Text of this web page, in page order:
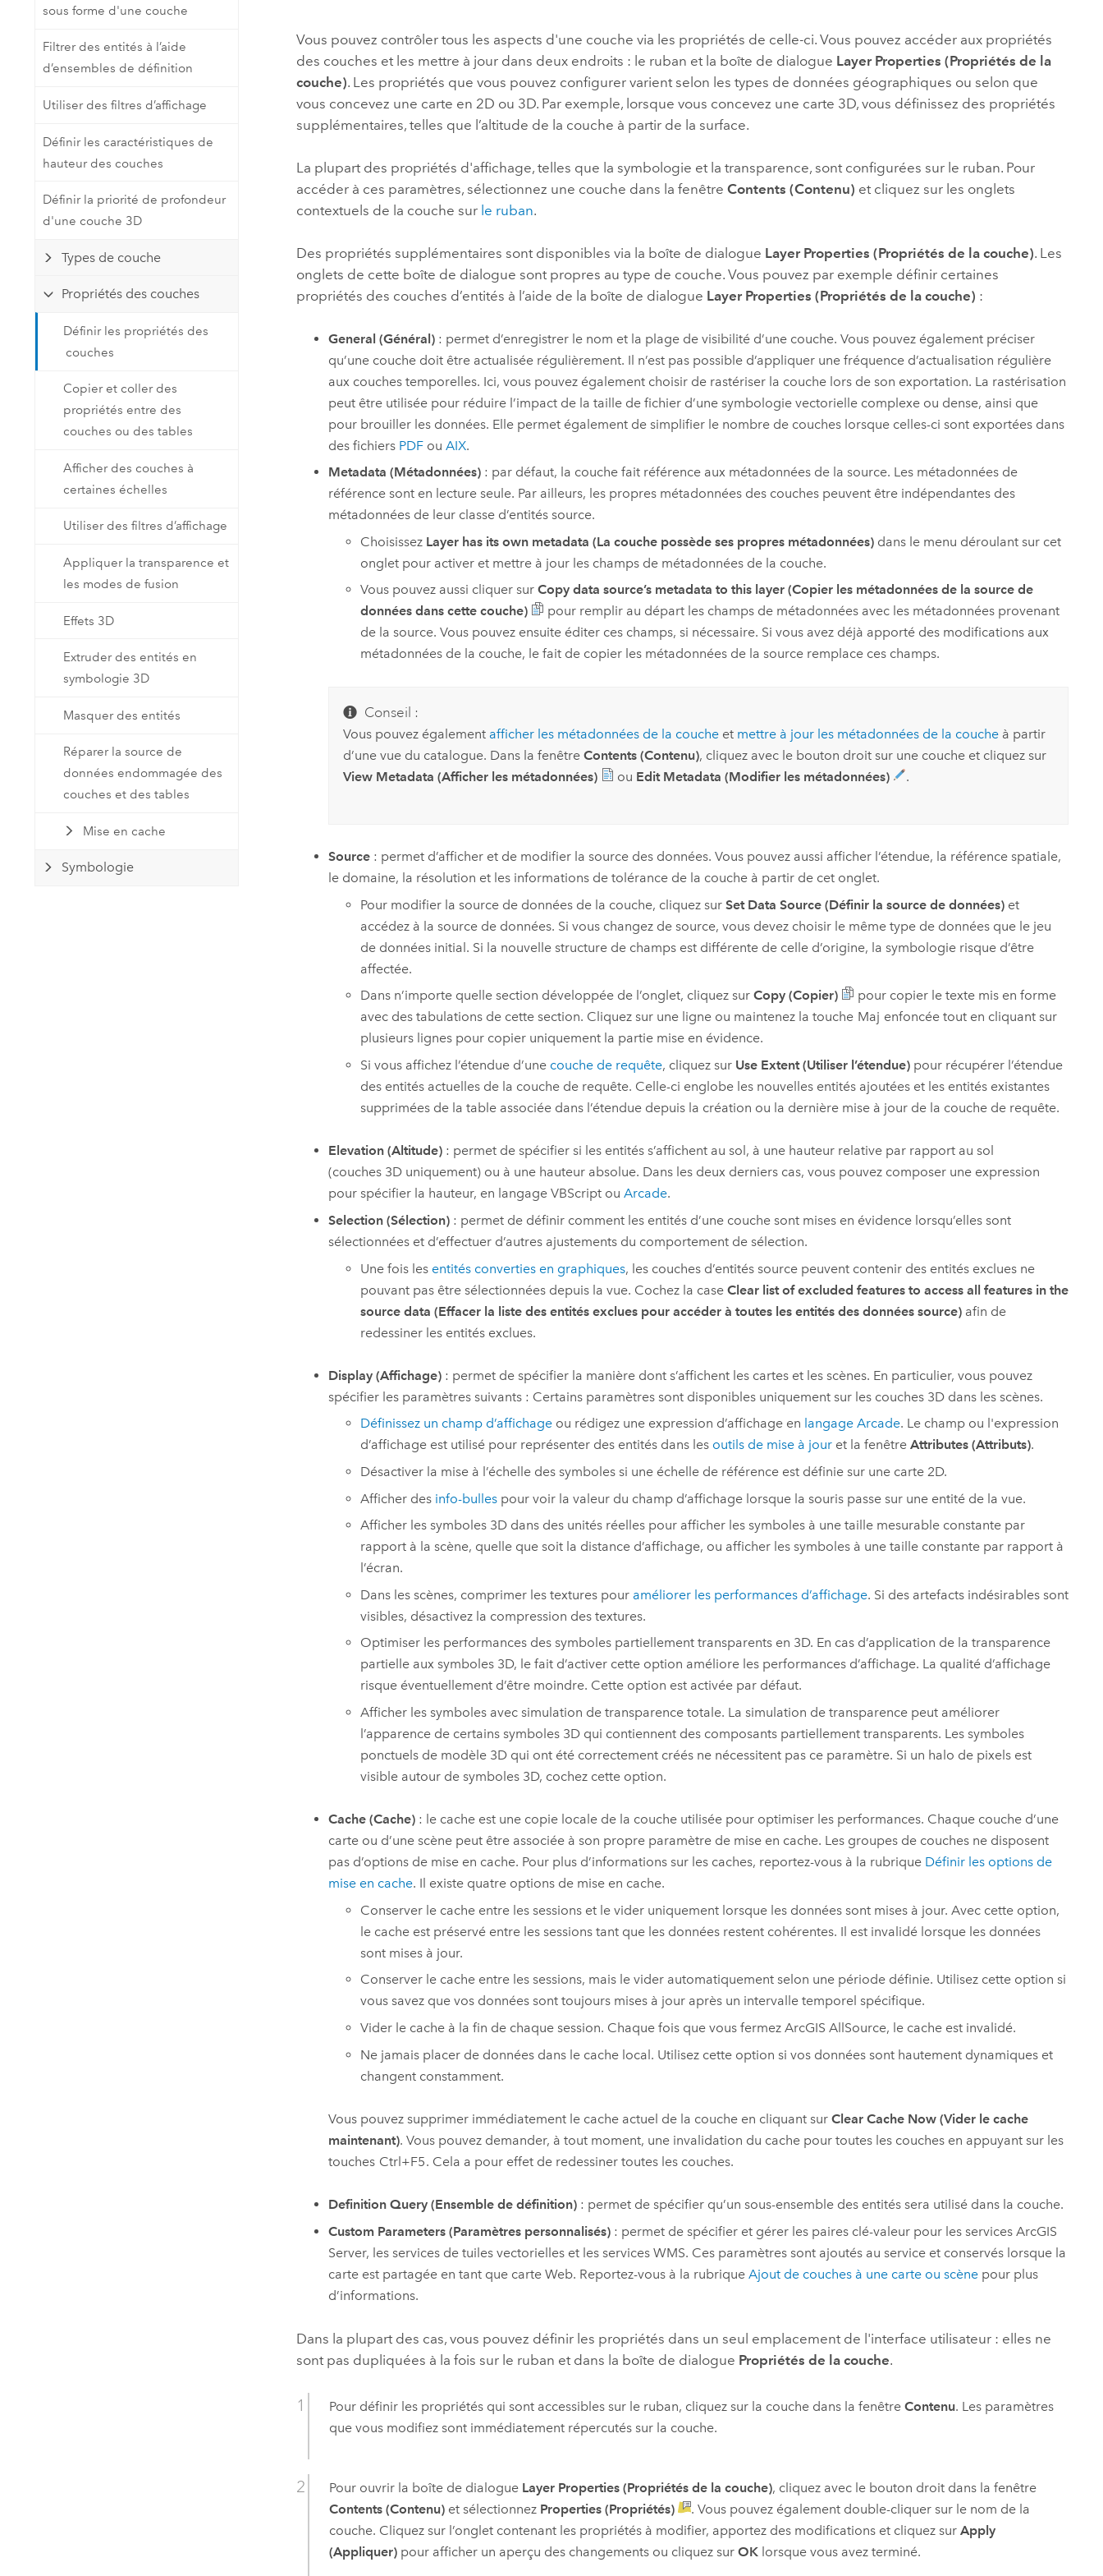
Créer des applications de
cartographie et d’analyse spatiale
Découvrir ArcGIS Pro
Tous les secteurs d’activité
technologiques
tendances de
l’univers
géospatial
sous forme d'une couche
Filtrer des entités à l’aide
d’ensembles de définition
Utiliser des filtres d’affichage
Définir les caractéristiques de
hauteur des couches
Définir la priorité de profondeur
d'une couche 3D
Types de couche
Propriétés des couches
Définir les propriétés des
couches
Copier et coller des
propriétés entre des
couches ou des tables
Afficher des couches à
certaines échelles
Utiliser des filtres d’affichage
Appliquer la transparence et
les modes de fusion
Effets 3D
Extruder des entités en
symbologie 3D
Masquer des entités
Réparer la source de
données endommagée des
couches et des tables
Mise en cache
Symbologie
Vous pouvez contrôler tous les aspects d'une couche via les propriétés de celle-ci. Vous pouvez accéder aux propriétés
des couches et les mettre à jour dans deux endroits : le ruban et la boîte de dialogue Layer Properties (Propriétés de la
couche). Les propriétés que vous pouvez configurer varient selon les types de données géographiques ou selon que
vous concevez une carte en 2D ou 3D. Par exemple, lorsque vous concevez une carte 3D, vous définissez des propriétés
supplémentaires, telles que l’altitude de la couche à partir de la surface.
La plupart des propriétés d'affichage, telles que la symbologie et la transparence, sont configurées sur le ruban. Pour
accéder à ces paramètres, sélectionnez une couche dans la fenêtreContents (Contenu) et cliquez sur les onglets
contextuels de la couche sur le ruban.
Des propriétés supplémentaires sont disponibles via la boîte de dialogue Layer Properties (Propriétés de la couche). Les
onglets de cette boîte de dialogue sont propres au type de couche. Vous pouvez par exemple définir certaines
propriétés des couches d’entités à l’aide de la boîte de dialogue Layer Properties (Propriétés de la couche) :
General (Général): permet d’enregistrer le nom et la plage de visibilité d’une couche. Vous pouvez également préciser
qu’une couche doit être actualisée régulièrement. Il n’est pas possible d’appliquer une fréquence d’actualisation régulière
aux couches temporelles. Ici, vous pouvez également choisir de rastériser la couche lors de son exportation. La rastérisation
peut être utilisée pour réduire l’impact de la taille de fichier d’une symbologie vectorielle complexe ou dense, ainsi que
pour brouiller les données. Elle permet également de simplifier le nombre de couches lorsque celles-ci sont exportées dans
des fichiers PDFou AIX.
Metadata (Métadonnées): par défaut, la couche fait référence aux métadonnées de la source. Les métadonnées de
référence sont en lecture seule. Par ailleurs, les propres métadonnées des couches peuvent être indépendantes des
métadonnées de leur classe d’entités source.
Choisissez Layer has its own metadata (La couche possède ses propres métadonnées)dans le menu déroulant sur cet
onglet pour activer et mettre à jour les champs de métadonnées de la couche.
Vous pouvez aussi cliquer sur Copy data source’s metadata to this layer (Copier les métadonnées de la source de
données dans cette couche)
pour remplir au départ les champs de métadonnées avec les métadonnées provenant
de la source. Vous pouvez ensuite éditer ces champs, si nécessaire. Si vous avez déjà apporté des modifications aux
métadonnées de la couche, le fait de copier les métadonnées de la source remplace ces champs.
Conseil :
Vous pouvez également afficher les métadonnées de la couche et mettre à jour les métadonnées de la couche à partir
d’une vue du catalogue. Dans la fenêtreContents (Contenu), cliquez avec le bouton droit sur une couche et cliquez sur
View Metadata (Afficher les métadonnées)
ou Edit Metadata (Modifier les métadonnées) .
Source: permet d’afficher et de modifier la source des données. Vous pouvez aussi afficher l’étendue, la référence spatiale,
le domaine, la résolution et les informations de tolérance de la couche à partir de cet onglet.
Pour modifier la source de données de la couche, cliquez sur Set Data Source (Définir la source de données)et
accédez à la source de données. Si vous changez de source, vous devez choisir le même type de données que le jeu
de données initial. Si la nouvelle structure de champs est différente de celle d’origine, la symbologie risque d’être
affectée.
Dans n’importe quelle section développée de l’onglet, cliquez sur Copy (Copier)
pour copier le texte mis en forme
avec des tabulations de cette section. Cliquez sur une ligne ou maintenez la touche Maj enfoncée tout en cliquant sur
plusieurs lignes pour copier uniquement la partie mise en évidence.
Si vous affichez l’étendue d’une couche de requête, cliquez sur Use Extent (Utiliser l’étendue)pour récupérer l’étendue
des entités actuelles de la couche de requête. Celle-ci englobe les nouvelles entités ajoutées et les entités existantes
supprimées de la table associée dans l’étendue depuis la création ou la dernière mise à jour de la couche de requête.
Elevation (Altitude): permet de spécifier si les entités s’affichent au sol, à une hauteur relative par rapport au sol
(couches 3D uniquement) ou à une hauteur absolue. Dans les deux derniers cas, vous pouvez composer une expression
pour spécifier la hauteur, en langage VBScript ou Arcade.
Selection (Sélection): permet de définir comment les entités d’une couche sont mises en évidence lorsqu’elles sont
sélectionnées et d’effectuer d’autres ajustements du comportement de sélection.
Une fois les entités converties en graphiques, les couches d’entités source peuvent contenir des entités exclues ne
pouvant pas être sélectionnées depuis la vue. Cochez la case Clear list of excluded features to access all features in the
source data (Effacer la liste des entités exclues pour accéder à toutes les entités des données source)afin de
redessiner les entités exclues.
Display (Affichage): permet de spécifier la manière dont s’affichent les cartes et les scènes. En particulier, vous pouvez
spécifier les paramètres suivants : Certains paramètres sont disponibles uniquement sur les couches 3D dans les scènes.
Définissez un champ d’affichageou rédigez une expression d’affichage en langage Arcade. Le champ ou l'expression
d’affichage est utilisé pour représenter des entités dans les outils de mise à jouret la fenêtre Attributes (Attributs).
Désactiver la mise à l’échelle des symboles si une échelle de référence est définie sur une carte 2D.
Afficher des info-bullespour voir la valeur du champ d’affichage lorsque la souris passe sur une entité de la vue.
Afficher les symboles 3D dans des unités réelles pour afficher les symboles à une taille mesurable constante par
rapport à la scène, quelle que soit la distance d’affichage, ou afficher les symboles à une taille constante par rapport à
l’écran.
Dans les scènes, comprimer les textures pour améliorer les performances d’affichage. Si des artefacts indésirables sont
visibles, désactivez la compression des textures.
Optimiser les performances des symboles partiellement transparents en 3D. En cas d’application de la transparence
partielle aux symboles 3D, le fait d’activer cette option améliore les performances d’affichage. La qualité d’affichage
risque éventuellement d’être moindre. Cette option est activée par défaut.
Afficher les symboles avec simulation de transparence totale. La simulation de transparence peut améliorer
l’apparence de certains symboles 3D qui contiennent des composants partiellement transparents. Les symboles
ponctuels de modèle 3D qui ont été correctement créés ne nécessitent pas ce paramètre. Si un halo de pixels est
visible autour de symboles 3D, cochez cette option.
Cache (Cache): le cache est une copie locale de la couche utilisée pour optimiser les performances. Chaque couche d’une
carte ou d’une scène peut être associée à son propre paramètre de mise en cache. Les groupes de couches ne disposent
pas d’options de mise en cache. Pour plus d’informations sur les caches, reportez-vous à la rubrique Définir les options de
mise en cache. Il existe quatre options de mise en cache.
Conserver le cache entre les sessions et le vider uniquement lorsque les données sont mises à jour. Avec cette option,
le cache est préservé entre les sessions tant que les données restent cohérentes. Il est invalidé lorsque les données
sont mises à jour.
Conserver le cache entre les sessions, mais le vider automatiquement selon une période définie. Utilisez cette option si
vous savez que vos données sont toujours mises à jour après un intervalle temporel spécifique.
Vider le cache à la fin de chaque session. Chaque fois que vous fermez ArcGIS AllSource, le cache est invalidé.
Ne jamais placer de données dans le cache local. Utilisez cette option si vos données sont hautement dynamiques et
changent constamment.
Vous pouvez supprimer immédiatement le cache actuel de la couche en cliquant sur Clear Cache Now (Vider le cache
maintenant). Vous pouvez demander, à tout moment, une invalidation du cache pour toutes les couches en appuyant sur les
touches Ctrl+F5. Cela a pour effet de redessiner toutes les couches.
Definition Query (Ensemble de définition): permet de spécifier qu’un sous-ensemble des entités sera utilisé dans la couche.
Custom Parameters (Paramètres personnalisés): permet de spécifier et gérer les paires clé-valeur pour les services ArcGIS
Server, les services de tuiles vectorielles et les services WMS. Ces paramètres sont ajoutés au service et conservés lorsque la
carte est partagée en tant que carte Web. Reportez-vous à la rubrique Ajout de couches à une carte ou scènepour plus
d’informations.
Dans la plupart des cas, vous pouvez définir les propriétés dans un seul emplacement de l'interface utilisateur : elles ne
sont pas dupliquées à la fois sur le ruban et dans la boîte de dialogue Propriétés de la couche.
Pour définir les propriétés qui sont accessibles sur le ruban, cliquez sur la couche dans la fenêtreContenu. Les paramètres
que vous modifiez sont immédiatement répercutés sur la couche.
Pour ouvrir la boîte de dialogue Layer Properties (Propriétés de la couche), cliquez avec le bouton droit dans la fenêtre
Contents (Contenu) et sélectionnez Properties (Propriétés)
. Vous pouvez également double-cliquer sur le nom de la
couche. Cliquez sur l’onglet contenant les propriétés à modifier, apportez des modifications et cliquez surApply
(Appliquer) pour afficher un aperçu des changements ou cliquez surOK lorsque vous avez terminé.